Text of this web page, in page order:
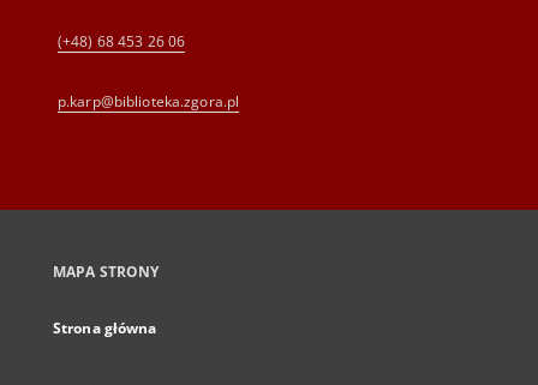
(+48) 68 453 26 06
p.karp@biblioteka.zgora.pl
MAPA STRONY
Strona główna